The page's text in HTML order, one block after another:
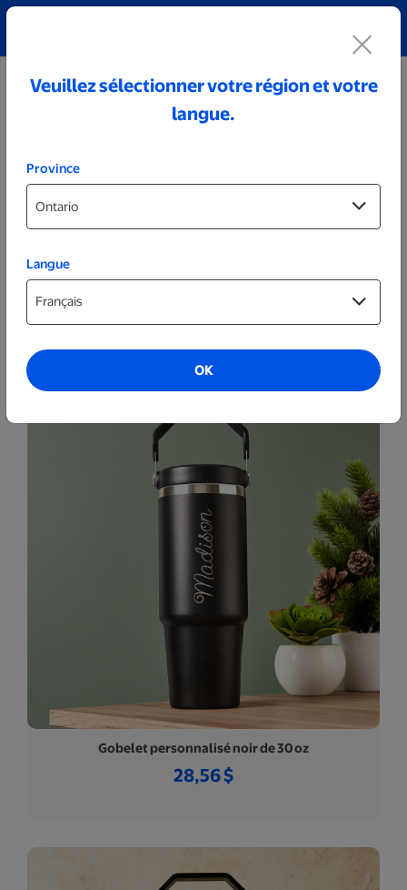
Gobelets personnalisés de 30 oz
Gobelet personnalisé noir de 30 oz
28,56 $
Veuillez sélectionner votre région et votre
langue.
Province
Langue
OK